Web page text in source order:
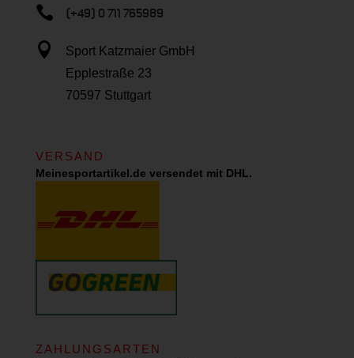
 (+49) 0 711 765989

Sport Katzmaier GmbH
Epplestraße 23
70597 Stuttgart
VERSAND
Meinesportartikel.de versendet mit DHL.
ZAHLUNGSARTEN